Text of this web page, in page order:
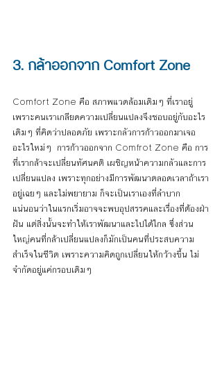
3. กล้าออกจาก Comfort Zone
Comfort Zone คือ สภาพแวดล้อมเดิมๆ ที่เราอยู่
เพราะคนเราเกลียดความเปลี่ยนแปลงจึงชอบอยู่กับอะไร
เดิมๆ ที่คิดว่าปลอดภัย เพราะกลัวการก้าวออกมาเจอ
อะไรใหม่ๆ  การก้าวออกจาก Comfrot Zone คือ การ
ที่เรากล้าจะเปลี่ยนทัศนคติ เผชิญหน้าความกลัวและการ
เปลี่ยนแปลง เพราะทุกอย่างมีการพัฒนาตลอดเวลาถ้าเรา
อยู่เฉยๆ และไม่พยายาม ก็จะเป็นเราเองที่ลำบาก
แน่นอนว่าในแรกเริ่มอาจจะพบอุปสรรคและเรื่องที่ต้องฝ่า
ฝัน แต่สิ่งนั้นจะทำให้เราพัฒนาและไปได้ไกล ซึ่งส่วน
ใหญ่คนที่กล้าเปลี่ยนแปลงก็มักเป็นคนที่ประสบความ
สำเร็จในชีวิต เพราะความคิดถูกเปลี่ยนให้กว้างขึ้น ไม่
จำกัดอยู่แค่กรอบเดิมๆ